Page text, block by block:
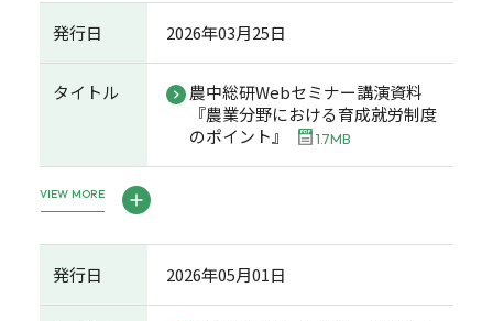
発行日 2026年03月25日
タイトル
農中総研Webセミナー講演資料
『農業分野における育成就労制度
のポイント』
1.7MB
VIEW MORE
発行日 2026年05月01日